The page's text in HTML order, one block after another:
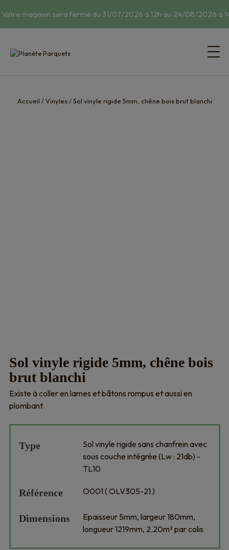
magasin sera fermé du 31/07/2026 à 12h au 24/08/2026 à
Accueil /Vinyles/Sol vinyle rigide 5mm, chêne bois brut blanchi
Sol vinyle rigide 5mm, chêne bois
brut blanchi
Existe à coller en lames et bâtons rompus et aussi en
plombant
Type
Sol vinyle rigide sans chanfrein avec
sous couche intégrée (Lw : 21db) -
TL10
Référence O001 ( OLV305-21 )
Dimensions
Epaisseur 5mm, largeur 180mm,
longueur 1219mm, 2.20m² par colis